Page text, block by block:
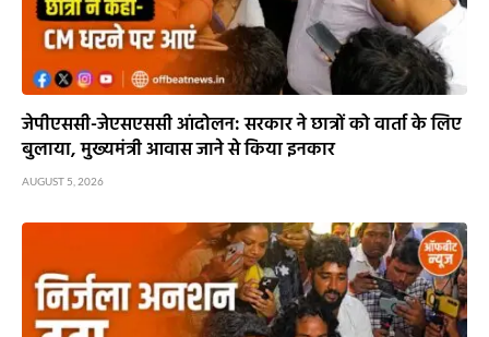
जेपीएससी-जेएसएससी आंदोलन: सरकार ने छात्रों को वार्ता के लिए
बुलाया, मुख्यमंत्री आवास जाने से किया इनकार
AUGUST 5, 2026